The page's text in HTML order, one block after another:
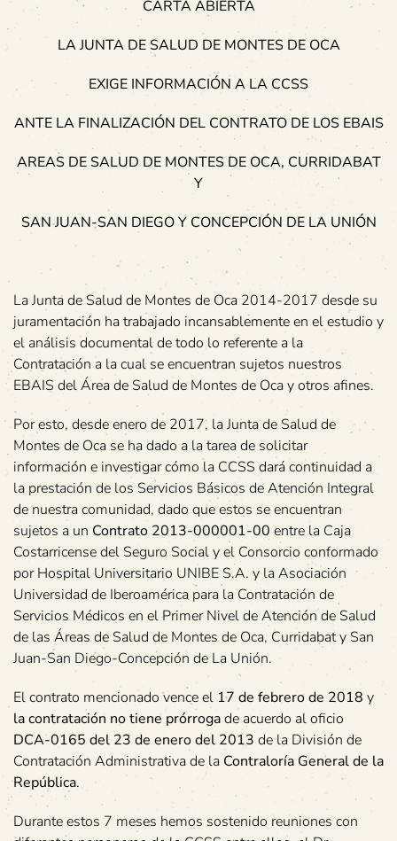
CARTA ABIERTA
LA JUNTA DE SALUD DE MONTES DE OCA
EXIGE INFORMACIÓN A LA CCSS
ANTE LA FINALIZACIÓN DEL CONTRATO DE LOS EBAIS
AREAS DE SALUD DE MONTES DE OCA, CURRIDABAT
Y
SAN JUAN-SAN DIEGO Y CONCEPCIÓN DE LA UNIÓN
La Junta de Salud de Montes de Oca 2014-2017 desde su
juramentación ha trabajado incansablemente en el estudio y
el análisis documental de todo lo referente a la
Contratación a la cual se encuentran sujetos nuestros
EBAIS del Área de Salud de Montes de Oca y otros afines.
Por esto, desde enero de 2017, la Junta de Salud de
Montes de Oca se ha dado a la tarea de solicitar
información e investigar cómo la CCSS dará continuidad a
la prestación de los Servicios Básicos de Atención Integral
de nuestra comunidad, dado que estos se encuentran
sujetos a un Contrato 2013-000001-00 entre la Caja
Costarricense del Seguro Social y el Consorcio conformado
por Hospital Universitario UNIBE S.A. y la Asociación
Universidad de Iberoamérica para la Contratación de
Servicios Médicos en el Primer Nivel de Atención de Salud
de las Áreas de Salud de Montes de Oca, Curridabat y San
Juan-San Diego-Concepción de La Unión.
El contrato mencionado vence el 17 de febrero de 2018 y
la contratación no tiene prórrogade acuerdo al oficio
DCA-0165 del 23 de enero del 2013 de la División de
Contratación Administrativa de la Contraloría General de la
República.
Durante estos 7 meses hemos sostenido reuniones con